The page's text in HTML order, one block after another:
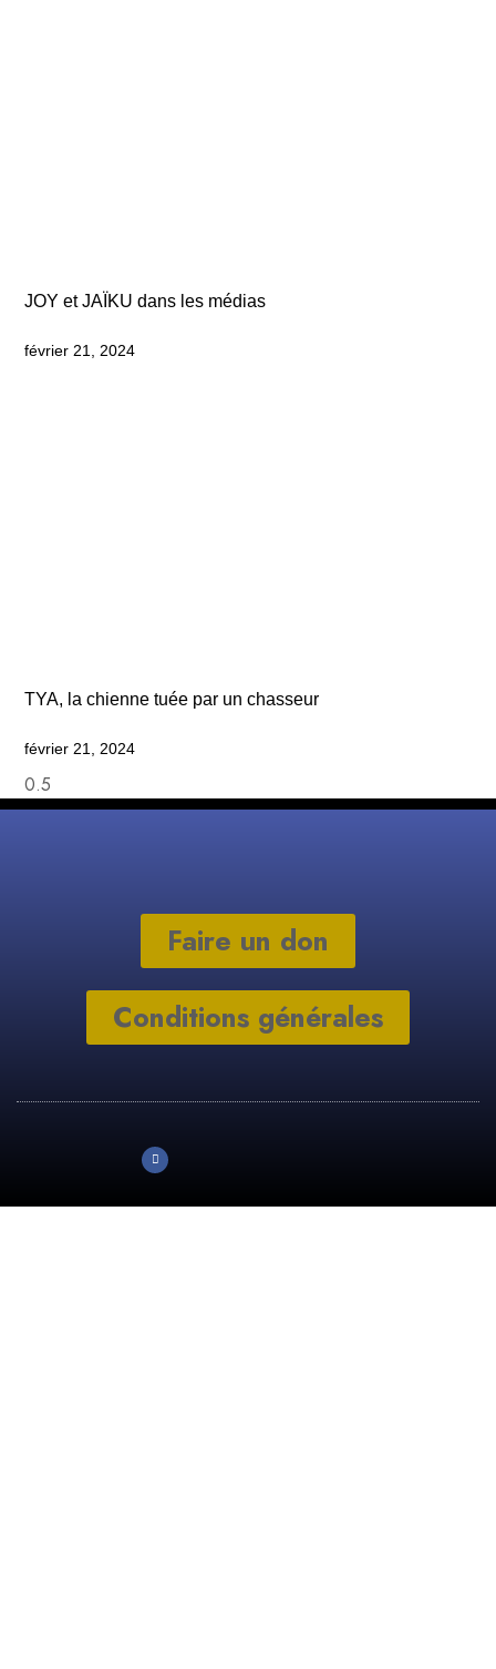
JOY et JAÏKU dans les médias
février 21, 2024
TYA, la chienne tuée par un chasseur
février 21, 2024
Faire un don
Conditions générales